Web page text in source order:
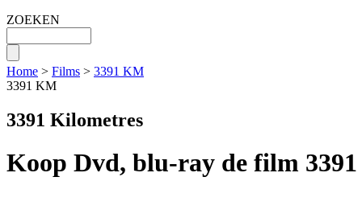
ZOEKEN
Home > Films > 3391 KM
3391 KM
3391 Kilometres
Koop Dvd, blu-ray de film